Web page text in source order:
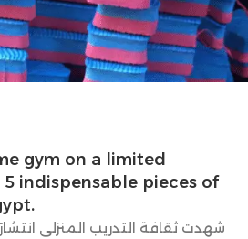
gym on a limited
indispensable pieces of
شهدت ثقافة التدريب المنزلي